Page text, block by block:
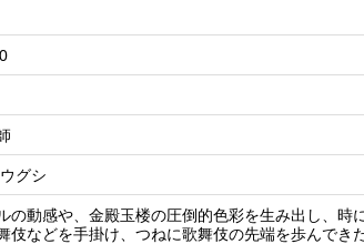
グシ
の動感や、金殿玉楼の圧倒的色彩を生み出し、
伎などを手掛け、つねに歌舞伎の先端を歩んでき